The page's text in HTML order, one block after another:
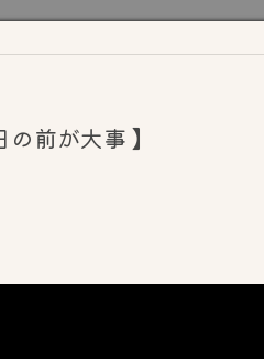
の前が大事 】